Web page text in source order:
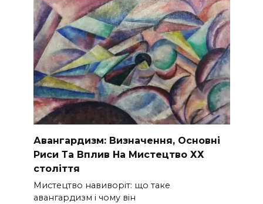
Авангардизм: Визначення, Основні
Риси Та Вплив На Мистецтво ХХ
століття
Мистецтво навиворіт: що таке
авангардизм і чому він